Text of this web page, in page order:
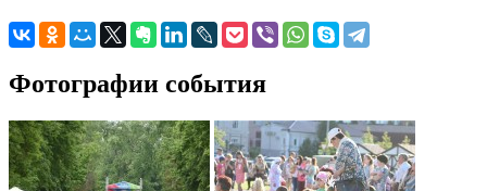
Фотографии события